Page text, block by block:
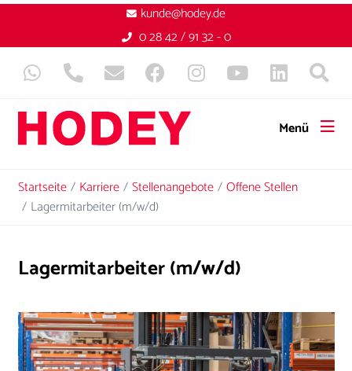
kunde@hodey.de
0 28 42 / 91 32 - 0
Menü
Startseite Karriere Stellenangebote
Offene Stellen
Lagermitarbeiter (m/w/d)
Lagermitarbeiter (m/w/d)